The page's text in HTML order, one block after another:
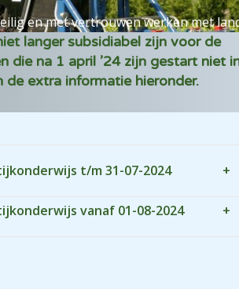
en met vertrouwen werken met
langer subsidiabel zijn voor de
die na 1 april ’24 zijn gestart niet
de extra informatie hieronder.
t/m 31-07-2024
vanaf 01-08-2024